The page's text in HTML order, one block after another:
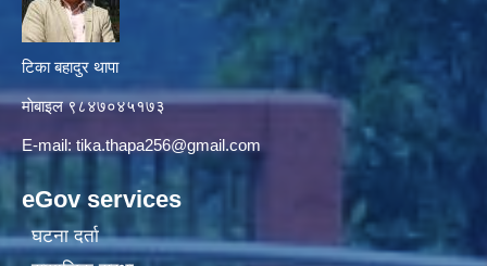
टिका बहादुर थापा
माे‍बाइल ९८४७०४५१७३
E-mail: tika.thapa256@gmail.com
eGov services
घटना दर्ता